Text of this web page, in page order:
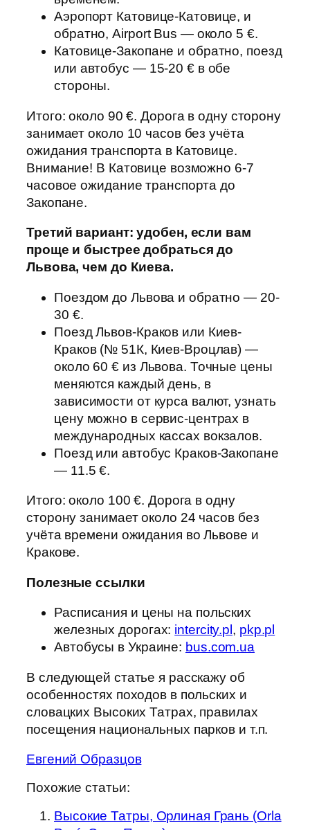
Аэропорт Катовице-Катовице, и
обратно, Airport Bus — около 5 €.
Катовице-Закопане и обратно, поезд
или автобус — 15-20 € в обе
стороны.
Итого: около 90 €. Дорога в одну сторону
занимает около 10 часов без учёта
ожидания транспорта в Катовице.
Внимание! В Катовице возможно 6-7
часовое ожидание транспорта до
Закопане.
Третий вариант: удобен, если вам
проще и быстрее добраться до
Львова, чем до Киева.
Поездом до Львова и обратно — 20-
30 €.
Поезд Львов-Краков или Киев-
Краков (№ 51К, Киев-Вроцлав) —
около 60 € из Львова. Точные цены
меняются каждый день, в
зависимости от курса валют, узнать
цену можно в сервис-центрах в
международных кассах вокзалов.
Поезд или автобус Краков-Закопане
— 11.5 €.
Итого: около 100 €. Дорога в одну
сторону занимает около 24 часов без
учёта времени ожидания во Львове и
Кракове.
Полезные ссылки
Расписания и цены на польских
железных дорогах: intercity.pl , pkp.pl
Автобусы в Украине: bus.com.ua
В следующей статье я расскажу об
особенностях походов в польских и
словацких Высоких Татрах, правилах
посещения национальных парков и т.п.
Евгений Образцов
Похожие статьи:
Высокие Татры, Орлиная Грань (Orla